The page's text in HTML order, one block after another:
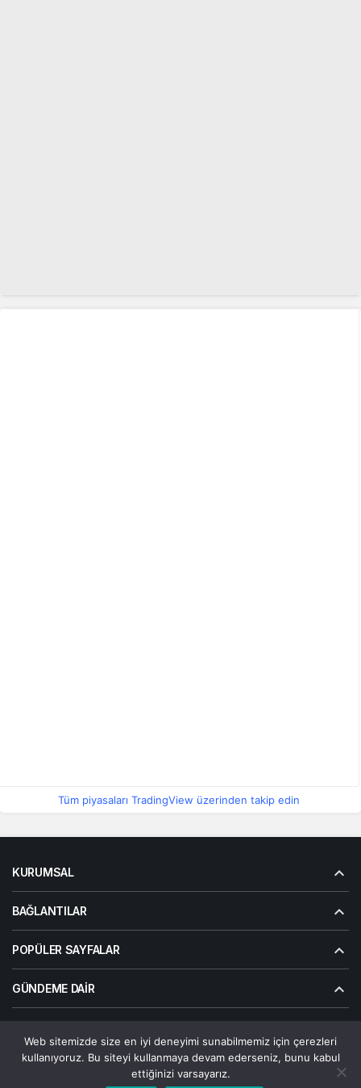
Tüm piyasaları TradingView üzerinden takip edin
KURUMSAL
BAĞLANTILAR
POPÜLER SAYFALAR
GÜNDEME DAIR
© Telif Hakkı 2026, Tüm Hakları Saklıdır | Alanalp İnternet
Çözümler
Gizlilik Politikası Hakkımızda
Web sitemizde size en iyi deneyimi sunabilmemiz için çerezleri
kullanıyoruz. Bu siteyi kullanmaya devam ederseniz, bunu kabul
ettiğinizi varsayarız.